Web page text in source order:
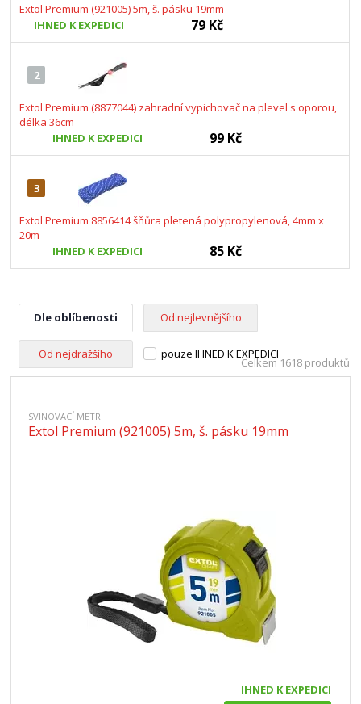
Extol Premium (921005) 5m, š. pásku 19mm
IHNED K EXPEDICI
79 Kč
2
Extol Premium (8877044) zahradní vypichovač na plevel s oporou,
délka 36cm
IHNED K EXPEDICI
99 Kč
3
Extol Premium 8856414 šňůra pletená polypropylenová, 4mm x
20m
IHNED K EXPEDICI
85 Kč
Dle oblíbenosti Od nejlevnějšího
Od nejdražšího pouze IHNED K EXPEDICI
Celkem 1618 produktů
SVINOVACÍ METR
Extol Premium (921005) 5m, š. pásku 19mm
IHNED K EXPEDICI